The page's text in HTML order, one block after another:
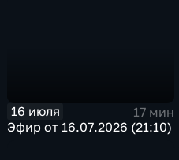
16 июля
17 мин
Эфир от 16.07.2026 (21:10)